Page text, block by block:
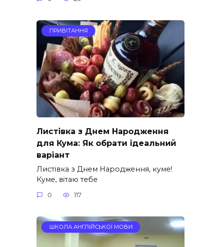
ПРИВІТАННЯ
Листівка з Днем Народження
для Кума: Як обрати ідеальний
варіант
Листівка з Днем Народження, куме!
Куме, вітаю тебе
0 117
ШКОЛА АНГЛІЙСЬКОЇ МОВИ